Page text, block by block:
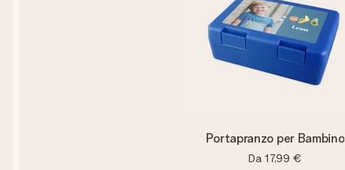
Portapranzo per Bambino
Da 17,99 €